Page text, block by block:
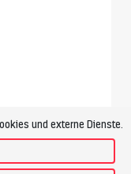
und externe Dienste.